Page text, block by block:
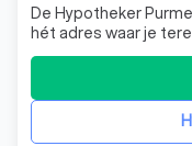
De Hypotheker
hét adres waar je
voor andere
financiële situatie in
een rijtje.